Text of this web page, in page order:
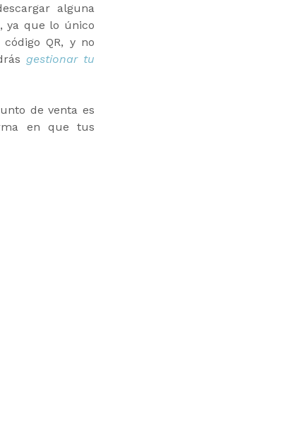
alguna
ya que lo único
QR, y no
gestionar tu
de venta es
en que tus